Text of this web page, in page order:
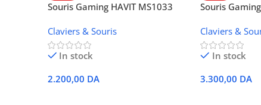
Souris Gaming HAVIT MS1033
Claviers & Souris
In stock
2.200,00 DA
Souris
Claviers &
In stock
3.300,00 DA